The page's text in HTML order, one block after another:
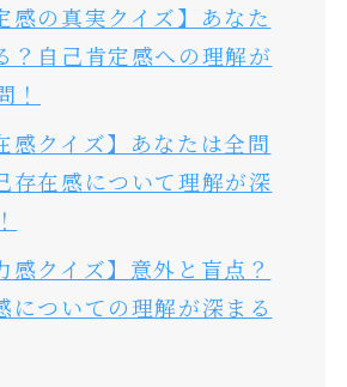
感の真実クイズ】あなた
？自己肯定感への理解が
！
感クイズ】あなたは全問
存在感について理解が深
感クイズ】意外と盲点？
についての理解が深まる